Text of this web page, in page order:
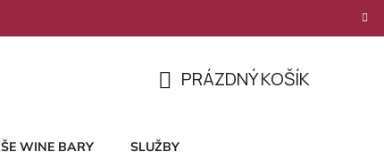
KOŠÍK
PRÁZDNÝ KOŠÍK
WINE BARY SLUŽBY